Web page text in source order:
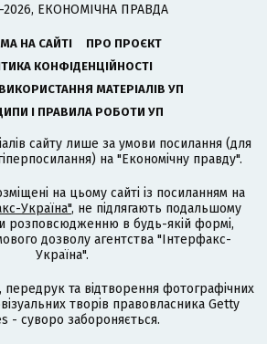
2026, ЕКОНОМІЧНА ПРАВДА
НА САЙТІ
ПРО ПРОЄКТ
КОНФІДЕНЦІЙНОСТІ
МАТЕРІАЛІВ УП
І ПРАВИЛА РОБОТИ УП
сайту лише за умови посилання (для
на "Економічну правду".
на цьому сайті із посиланням на
Україна", не підлягають подальшому
розповсюдженню в будь-якій формі,
дозволу агентства "Інтерфакс-
Україна".
та відтворення фотографічних
творів правовласника Getty
- суворо забороняється.